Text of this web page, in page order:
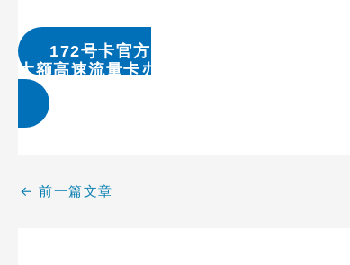
172号卡官方
大额高速流量卡办理 & 流量卡代理加盟
← 前一篇文章